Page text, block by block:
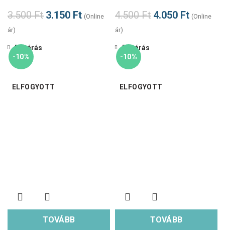
3.500Ft 3.150 Ft (Online
ár)
4.500Ft 4.050 Ft (Online
ár)
-10%
ELFOGYOTT
TOVÁBB
Bezárás
-10%
ELFOGYOTT
TOVÁBB
Bezárás